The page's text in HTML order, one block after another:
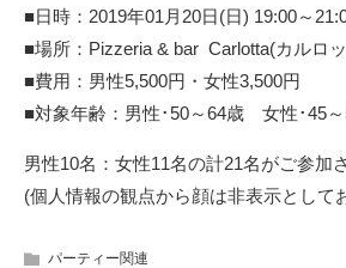
■日時：2019年01月20日(日) 19:00～
■場所：Pizzeria & bar Carlotta(カルロ
■費用：男性5,500円・女性3,500円
■対象年齢：男性･50～64歳 女性･45
男性10名：女性11名の計21名がご参加
(個人情報の観点から顔は非表示として
パーティー関連